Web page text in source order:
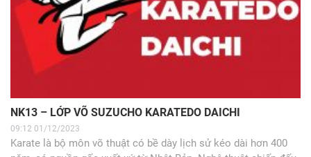
NK13 – LỚP VÕ SUZUCHO KARATEDO DAICHI
09:12 01/12/2023
Karate là bộ môn võ thuật có bề dày lịch sử kéo dài hơn 400